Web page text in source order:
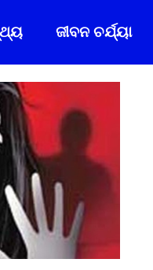
ଜୀବନ ଚର୍ଯ୍ୟା